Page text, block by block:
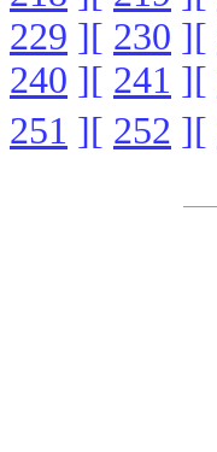
229 ][ 230 ][
240 ][ 241 ][
251 ][ 252 ][